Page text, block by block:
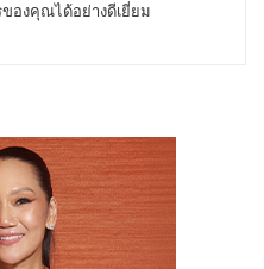
องคุณได้อย่างดีเยี่ยม